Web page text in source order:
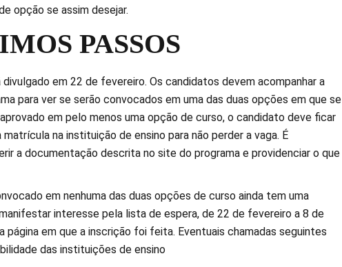
opção se assim desejar.
PASSOS
em 22 de fevereiro. Os candidatos devem acompanhar a
para ver se serão convocados em uma das duas opções em que se
em pelo menos uma opção de curso, o candidato deve ficar
na instituição de ensino para não perder a vaga. É
a documentação descrita no site do programa e providenciar o que
em nenhuma das duas opções de curso ainda tem uma
interesse pela lista de espera, de 22 de fevereiro a 8 de
página em que a inscrição foi feita. Eventuais chamadas seguintes
das instituições de ensino